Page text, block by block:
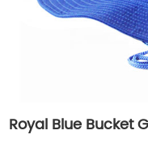
Royal Blue Bucket